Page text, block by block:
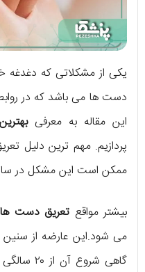
یکی از مشکلاتی که دغدغه
دست ها می باشد که در
این مقاله به معرفی
پردازیم. مهم ترین دلیل
ممکن است این مشکل در
بیشتر مواقع تعریق دست ها
می شود.این عارضه از
گاهی شروع آن از ۲۰ سالگی اتفاق می افتد.ممکن است